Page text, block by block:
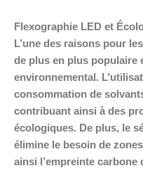
Flexographie LED et
L’une des raisons pour
de plus en plus populaire
environnemental.
consommation de
contribuant ainsi à des
écologiques. De plus, le
élimine le besoin de
ainsi l’empreinte carbone